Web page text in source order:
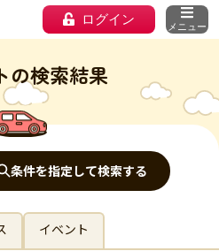
ログイン メニュー
の検索結果
条件を指定して検索する
イベント